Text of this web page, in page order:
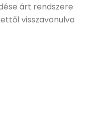
árt rendszere
visszavonulva